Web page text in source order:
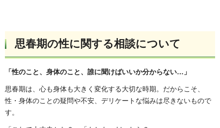
思春期の性に関する相談について
「性のこと、身体のこと、誰に聞けばいいか分からない…」
思春期は、心も身体も大きく変化する大切な時期。だからこそ、
性・身体のことの疑問や不安、デリケートな悩みは尽きないもので
す。